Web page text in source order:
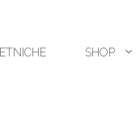
ETNICHE SHOP